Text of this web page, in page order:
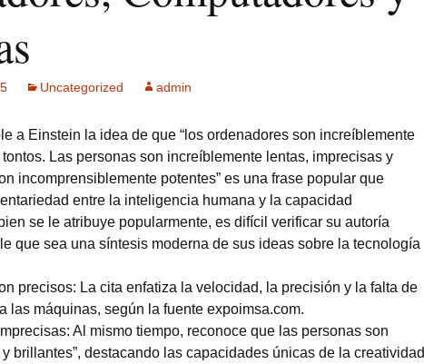
+
Uncategorized admin
a Einstein la idea de que “los ordenadores son increíblemente
Las personas son increíblemente lentas, imprecisas y
incomprensiblemente potentes” es una frase popular que
entre la inteligencia humana y la capacidad
se le atribuye popularmente, es difícil verificar su autoría
que sea una síntesis moderna de sus ideas sobre la tecnología
precisos: La cita enfatiza la velocidad, la precisión y la falta de
las máquinas, según la fuente expoimsa.com.
Al mismo tiempo, reconoce que las personas son
brillantes”, destacando las capacidades únicas de la creatividad